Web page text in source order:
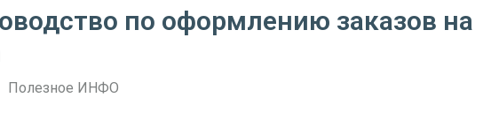
по оформлению заказов на
Полезное ИНФО